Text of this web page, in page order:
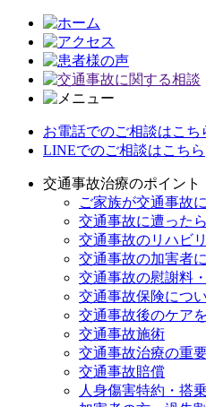
お電話でのご相談はこち
LINEでのご相談はこちら
交通事故治療のポイント
ご家族が交通事故
交通事故に遭ったら
交通事故のリハビリ
交通事故の加害者
交通事故の慰謝料
交通事故保険につ
交通事故後のケア
交通事故施術
交通事故治療の重
交通事故賠償
人身傷害特約・搭